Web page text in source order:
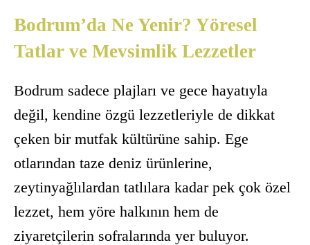
Bodrum’da Ne Yenir? Yöresel
Tatlar ve Mevsimlik Lezzetler
Bodrum sadece plajları ve gece hayatıyla
değil, kendine özgü lezzetleriyle de dikkat
çeken bir mutfak kültürüne sahip. Ege
otlarından taze deniz ürünlerine,
zeytinyağlılardan tatlılara kadar pek çok özel
lezzet, hem yöre halkının hem de
ziyaretçilerin sofralarında yer buluyor.